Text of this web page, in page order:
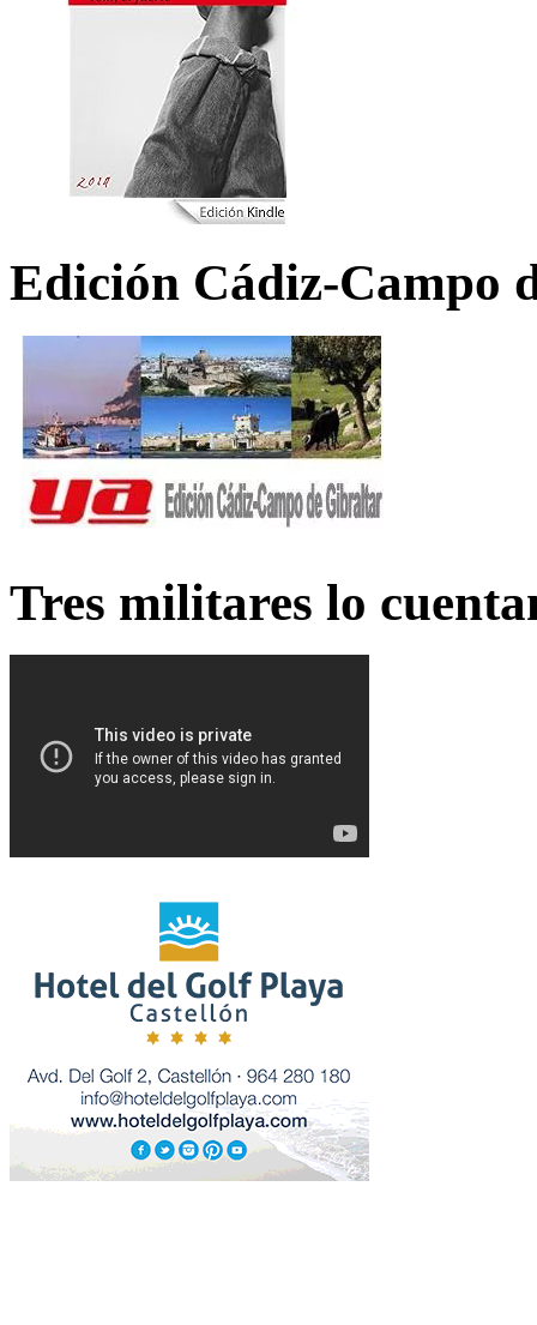
Edición Cádiz-Campo
Tres militares lo